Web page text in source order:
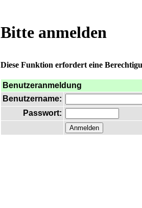
Bitte anmelden
Diese Funktion erfordert eine
Benutzeranmeldung
Benutzername:
Passwort: